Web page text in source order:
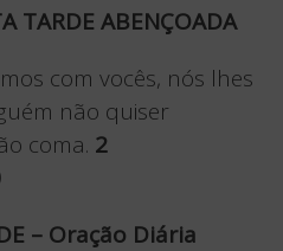
TARDE ABENÇOADA
com vocês, nós lhes
não quiser
coma. 2
– Oração Diária